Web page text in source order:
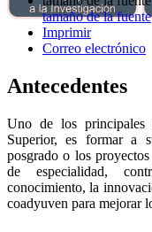
tamaño de la fuente
Imprimir
Correo electrónico
Antecedentes
Uno de los principales
Superior, es formar a
posgrado o los
de especialidad,
conocimiento, la
coadyuven para mejorar